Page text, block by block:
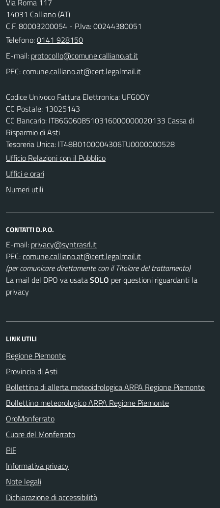
14031 Calliano (AT)
C.F. 80003200054 - P.Iva: 00244380051
Telefono:0141 928150
E-mail:
PEC:
Codice Univoco Fattura Elettronica: UFG0OY
CC Postale: 13025143
CC Bancario: IT86G0608510316000000020133 Cassa di
Risparmio di Asti
Tesoreria Unica: lT48B0100004306TU0000000528
Ufficio Relazioni con il Pubblico
Uffici e orari
Numeri utili
CONTATTI D.P.O.
E-mail:
PEC:
(per comunicare direttamente con il Titolare del trattamento)
La mail del DPO va usataSOLO per questioni riguardanti la
privacy
LINK UTILI
Regione Piemonte
Provincia di Asti
Bollettino di allerta meteoidrologica ARPA Regione Piemonte
Bollettino meteorologico ARPA Regione Piemonte
OroMonferrato
Cuore del Monferrato
PIF
Informativa privacy
Note legali
Dichiarazione di accessibilità